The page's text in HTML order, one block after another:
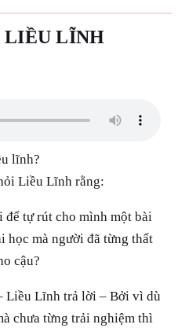
LIỀU LĨNH
lĩnh?
Liều Lĩnh rằng:
để tự rút cho mình một bài
học mà người đã từng thất
cậu?
Liều Lĩnh trả lời – Bởi vì dù
chưa từng trải nghiệm thì